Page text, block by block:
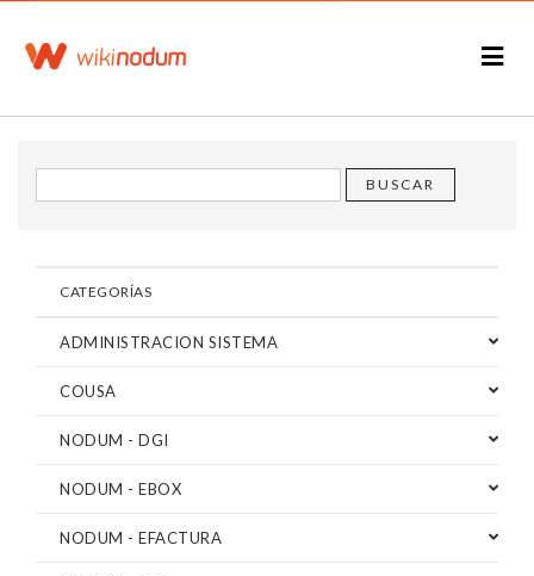
CATEGORÍAS
ADMINISTRACION SISTEMA
COUSA
NODUM - DGI
NODUM - EBOX
NODUM - EFACTURA